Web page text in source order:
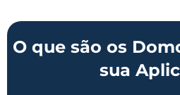
O que são os
sua